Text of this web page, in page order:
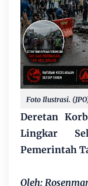
Foto Ilustrasi.
Deretan
Lingkar
Pemerintah
Oleh: